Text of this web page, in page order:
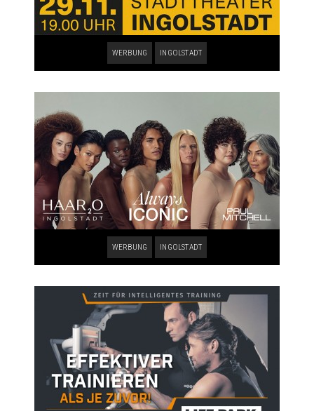
WERBUNG INGOLSTADT
WERBUNG INGOLSTADT